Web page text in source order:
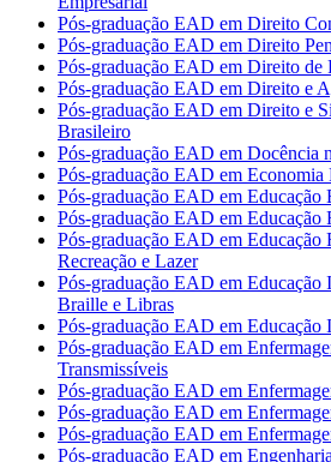
Pós-graduação EAD em Direito
Pós-graduação EAD em Direito
Pós-graduação EAD em Direito de
Pós-graduação EAD em Direito e
Pós-graduação EAD em Direito e
Brasileiro
Pós-graduação EAD em Docência
Pós-graduação EAD em Economia
Pós-graduação EAD em Educação
Pós-graduação EAD em Educação
Pós-graduação EAD em Educação
Recreação e Lazer
Pós-graduação EAD em Educação
Braille e Libras
Pós-graduação EAD em Educação
Pós-graduação EAD em
Transmissíveis
Pós-graduação EAD em
Pós-graduação EAD em
Pós-graduação EAD em
Pós-graduação EAD em